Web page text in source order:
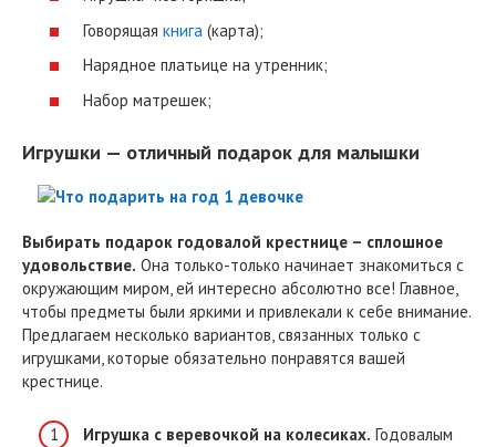
Говорящая книга (карта);
Нарядное платьице на утренник;
Набор матрешек;
Игрушки — отличный подарок для малышки
Выбирать подарок годовалой крестнице – сплошное
удовольствие. Она только-только начинает знакомиться с
окружающим миром, ей интересно абсолютно все! Главное,
чтобы предметы были яркими и привлекали к себе внимание.
Предлагаем несколько вариантов, связанных только с
игрушками, которые обязательно понравятся вашей
крестнице.
Игрушка с веревочкой на колесиках. Годовалым